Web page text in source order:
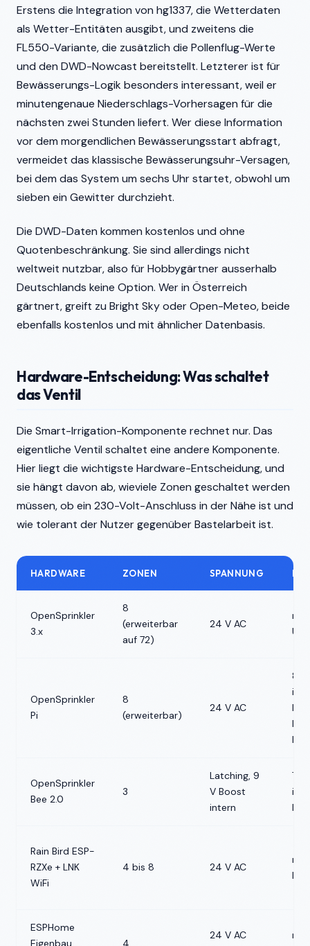
Erstens die Integration von hg1337, die Wetterdaten
als Wetter-Entitäten ausgibt, und zweitens die
FL550-Variante, die zusätzlich die Pollenflug-Werte
und den DWD-Nowcast bereitstellt. Letzterer ist für
Bewässerungs-Logik besonders interessant, weil er
minutengenaue Niederschlags-Vorhersagen für die
nächsten zwei Stunden liefert. Wer diese Information
vor dem morgendlichen Bewässerungsstart abfragt,
vermeidet das klassische Bewässerungsuhr-Versagen,
bei dem das System um sechs Uhr startet, obwohl um
sieben ein Gewitter durchzieht.
Die DWD-Daten kommen kostenlos und ohne
Quotenbeschränkung. Sie sind allerdings nicht
weltweit nutzbar, also für Hobbygärtner ausserhalb
Deutschlands keine Option. Wer in Österreich
gärtnert, greift zu Bright Sky oder Open-Meteo, beide
ebenfalls kostenlos und mit ähnlicher Datenbasis.
Hardware-Entscheidung: Was schaltet
das Ventil
Die Smart-Irrigation-Komponente rechnet nur. Das
eigentliche Ventil schaltet eine andere Komponente.
Hier liegt die wichtigste Hardware-Entscheidung, und
sie hängt davon ab, wieviele Zonen geschaltet werden
müssen, ob ein 230-Volt-Anschluss in der Nähe ist und
wie tolerant der Nutzer gegenüber Bastelarbeit ist.
HARDWARE ZONEN SPANNUNG
OpenSprinkler
3.x
8
(erweiterbar
auf 72)
24 V AC
OpenSprinkler
Pi
8
(erweiterbar)
24 V AC
88
inkl.
Pi
OpenSprinkler
Bee 2.0
3
Latching, 9
V Boost
intern
72
Rain Bird ESP-
RZXe + LNK
WiFi
4 bis 8 24 V AC
ESPHome
Eigenbau
4
24 V AC